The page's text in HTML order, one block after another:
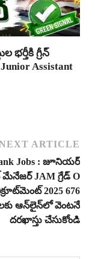
భర్తీకి గ్రీన్
Assistant
ARTICLE
Jobs : జూనియర్
మేనేజర్ JAM గ్రేడ్ O
2025 676
ఆన్‌లైన్‌లో వెంటనే
దరఖాస్తు చేసుకోండి